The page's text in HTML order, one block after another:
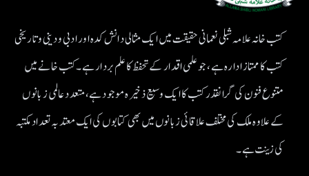
کتب خانہ علامہ شبلی نعمانی حقیقت میں ایک مثالی دانش کدہ اور ادبی ودینی و تاریخی
کتب کا ممتاز ادارہ ہے، جو علمی اقدار کے تحفظ کا علم بردار ہے۔کتب خانے میں
متنوع فنون کی گرانقدر کتب کا ایک وسیع ذخیرہ موجود ہے، متعدد عالمی زبانوں
کے علاوہ ملک کی مختلف علاقائی زبانوں میں بھی کتابوں کی ایک معتد بہ تعداد مکتبہ
کی زینت ہے۔